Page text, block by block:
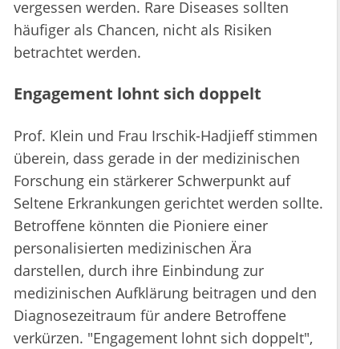
vergessen werden. Rare Diseases sollten
häufiger als Chancen, nicht als Risiken
betrachtet werden.
Engagement lohnt sich doppelt
Prof. Klein und Frau Irschik-Hadjieff stimmen
überein, dass gerade in der medizinischen
Forschung ein stärkerer Schwerpunkt auf
Seltene Erkrankungen gerichtet werden sollte.
Betroffene könnten die Pioniere einer
personalisierten medizinischen Ära
darstellen, durch ihre Einbindung zur
medizinischen Aufklärung beitragen und den
Diagnosezeitraum für andere Betroffene
verkürzen. "Engagement lohnt sich doppelt",